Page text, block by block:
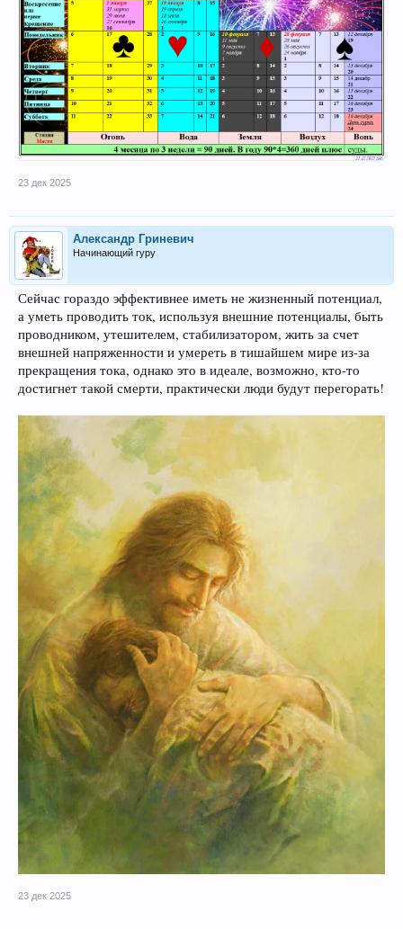
23 дек 2025
Александр Гриневич
Начинающий гуру
Сейчас гораздо эффективнее иметь не жизненный потенциал,
а уметь проводить ток, используя внешние потенциалы, быть
проводником, утешителем, стабилизатором, жить за счет
внешней напряженности и умереть в тишайшем мире из-за
прекращения тока, однако это в идеале, возможно, кто-то
достигнет такой смерти, практически люди будут перегорать!
23 дек 2025